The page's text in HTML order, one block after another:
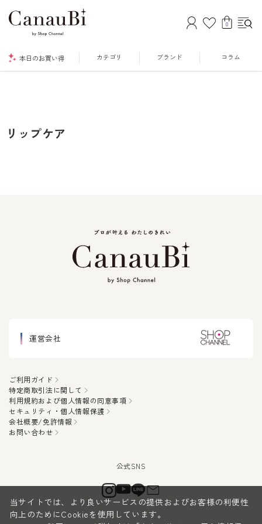
0
本日のお買い得 カテゴリ ブランド コラム
リップケア
運営会社
ご利用ガイド
特定商取引法に関して
利用規約および個人情報の同意事項
セキュリティ・個人情報保護
会社概要/免許情報
お問い合わせ
当サイトでは、より良いサービスの提供およびお客様の利便性
向上のためにCookieを使用しています。